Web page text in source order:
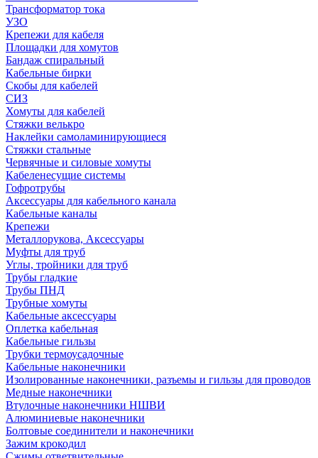
Трансформатор тока
УЗО
Крепежи для кабеля
Площадки для хомутов
Бандаж спиральный
Кабельные бирки
Cкобы для кабелей
СИЗ
Хомуты для кабелей
Стяжки велькро
Наклейки самоламинирующиеся
Стяжки стальные
Червячные и силовые хомуты
Кабеленесущие системы
Гофротрубы
Аксессуары для кабельного канала
Кабельные каналы
Крепежи
Металлорукова, Аксессуары
Муфты для труб
Углы, тройники для труб
Трубы гладкие
Трубы ПНД
Трубные хомуты
Кабельные аксессуары
Оплетка кабельная
Кабельные гильзы
Трубки термоусадочные
Кабельные наконечники
Изолированные наконечники, разъемы и гильзы для проводов
Медные наконечники
Втулочные наконечники НШВИ
Алюминиевые наконечники
Болтовые соединители и наконечники
Зажим крокодил